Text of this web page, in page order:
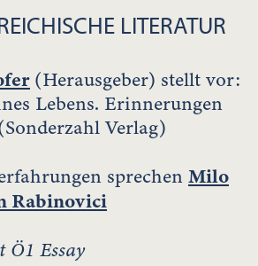
LITERATUR
(Herausgeber) stellt vor:
Lebens. Erinnerungen
Verlag)
sprechen Milo
Rabinovici
Essay